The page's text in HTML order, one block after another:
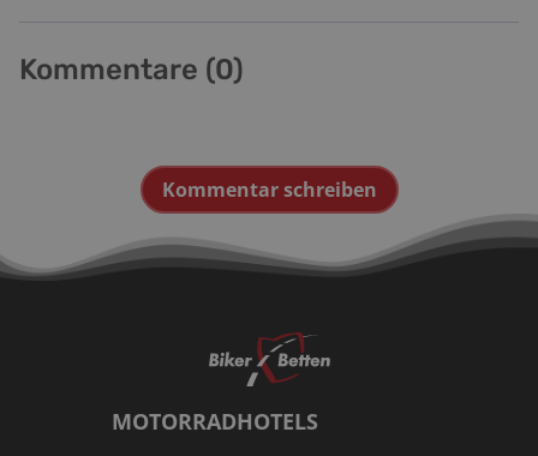
Kommentare (0)
Kommentar schreiben
MOTORRADHOTELS